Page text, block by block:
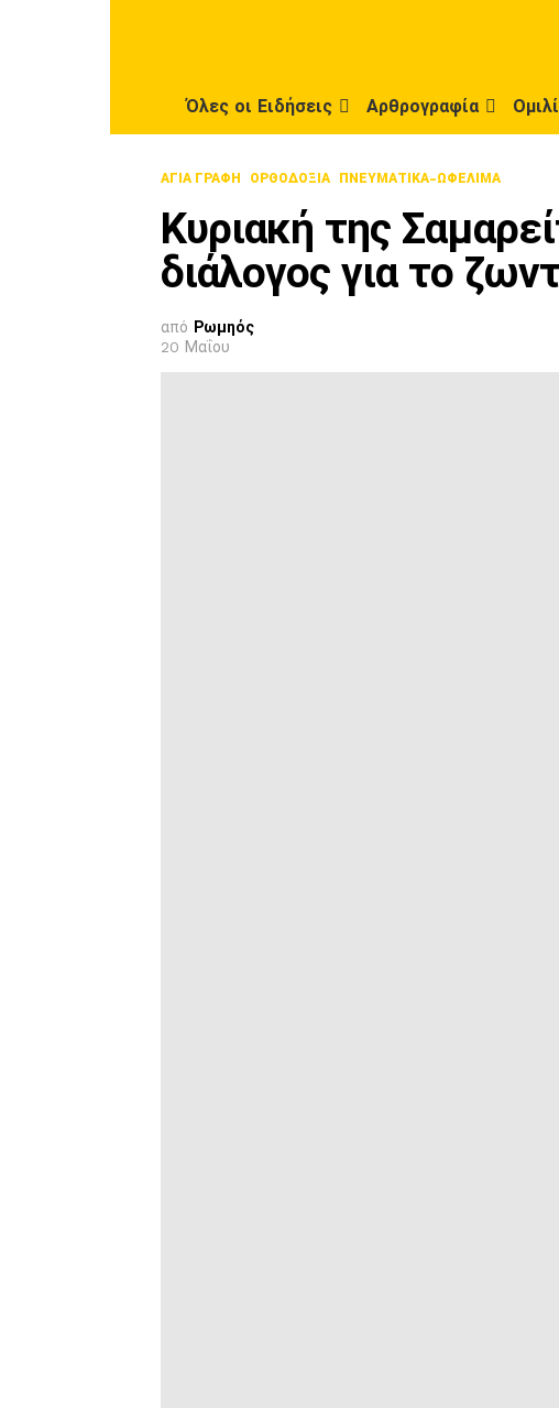
Όλες οι Ειδήσεις Αρθρογραφία
ΑΓΙΑ ΓΡΑΦΗ ΟΡΘΟΔΟΞΊΑ ΠΝΕΥΜΑΤΙΚΑ-ΩΦΕΛΙΜΑ
Κυριακή της
διάλογος για το
από Ρωμηός
20 Μαΐου